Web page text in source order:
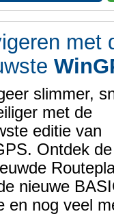
met
slimmer,
met de
editie van
Ontdek de
nieuwe
en nog veel